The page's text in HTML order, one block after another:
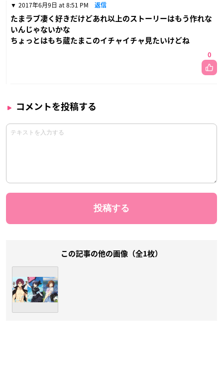
2017年6月9日 at 8:51 PM 返信
たまラブ凄く好きだけどあれ以上のストーリーはもう作れな
いんじゃないかな
ちょっとはもち蔵たまこのイチャイチャ見たいけどね
0
コメントを投稿する
この記事の他の画像（全1枚）